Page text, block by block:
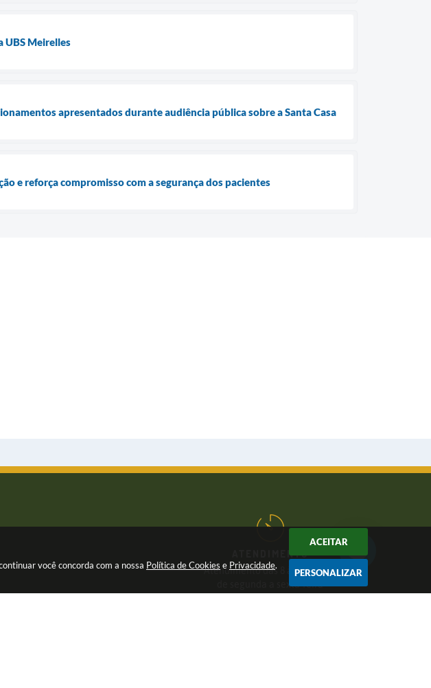
você concorda com a nossa Política de Cookies e Privacidade.
ACEITAR
PERSONALIZAR
UBS Meirelles
apresentados durante audiência pública sobre a Santa Casa
e reforça compromisso com a segurança dos pacientes
ATENDIMENTO
Atendimento das 8 às 17 horas,
de segunda a sexta-feira